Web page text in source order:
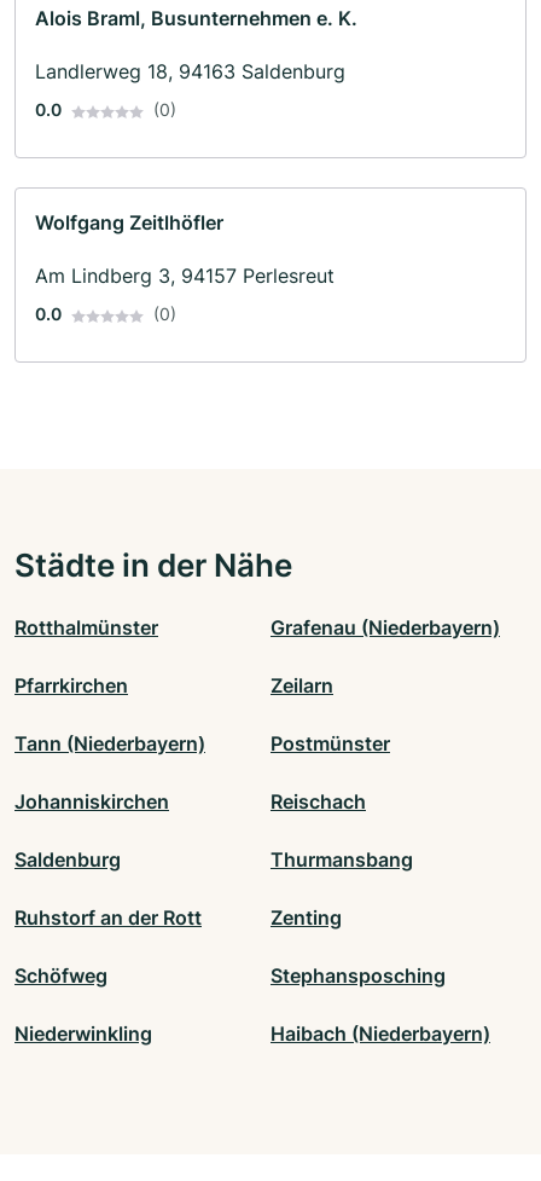
Alois Braml, Busunternehmen e. K.
Landlerweg 18, 94163 Saldenburg
0.0 (0)
Wolfgang Zeitlhöfler
Am Lindberg 3, 94157 Perlesreut
0.0 (0)
Städte in der Nähe
Rotthalmünster Grafenau (Niederbayern)
Pfarrkirchen Zeilarn
Tann (Niederbayern) Postmünster
Johanniskirchen Reischach
Saldenburg Thurmansbang
Ruhstorf an der Rott Zenting
Schöfweg Stephansposching
Niederwinkling Haibach (Niederbayern)